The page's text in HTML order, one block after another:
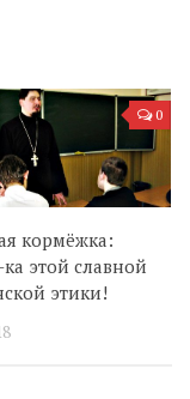
0
кормёжка:
этой славной
этики!